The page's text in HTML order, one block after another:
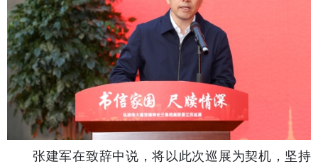
张建军在致辞中说，将以此次巡展为契机，坚持